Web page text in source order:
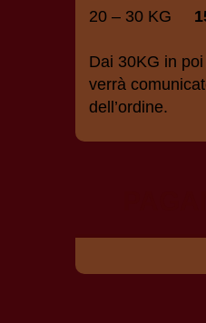
20 – 30 KG
Dai 30KG in
verrà
dell’ordine.